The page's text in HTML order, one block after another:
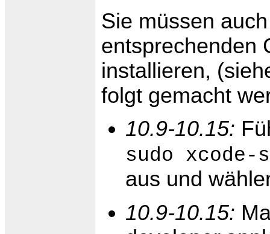
Sie müssen
entsprechenden
installieren,
folgt gemacht
10.9-10.15:
sudo
aus und
10.9-10.15: